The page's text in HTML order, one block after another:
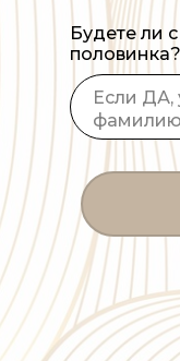
Будете ли
половинка?